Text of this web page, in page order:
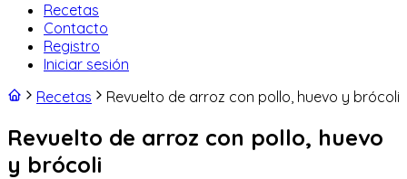
Recetas
Contacto
Registro
Iniciar sesión
Recetas
Revuelto de arroz con pollo, huevo y brócoli
Revuelto de arroz con pollo, huevo
y brócoli